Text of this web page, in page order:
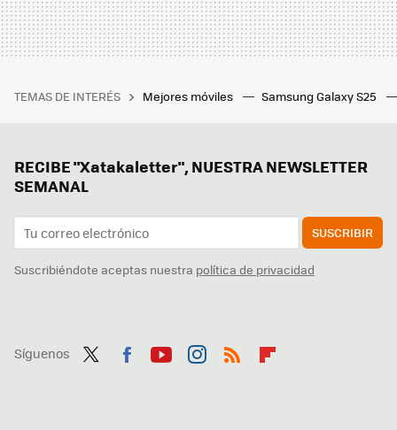
TEMAS DE INTERÉS Mejores móviles Samsung Galaxy S25
RECIBE "Xatakaletter", NUESTRA NEWSLETTER
SEMANAL
SUSCRIBIR
Suscribiéndote aceptas nuestra política de privacidad
Síguenos